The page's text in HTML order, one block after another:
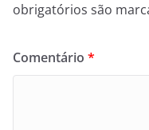
obrigatórios são
Comentário *